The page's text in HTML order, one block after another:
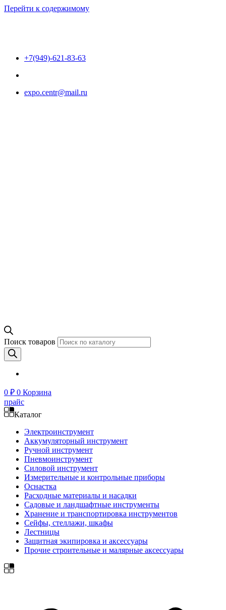
Перейти к содержимому
+7(949)-621-83-63
expo.centr@mail.ru
Поиск товаров
0 ₽ 0 Корзина
прайс
Каталог
Электроинструмент
Аккумуляторный инструмент
Ручной инструмент
Пневмоинструмент
Силовой инструмент
Измерительные и контрольные приборы
Оснастка
Расходные материалы и насадки
Садовые и ландшафтные инструменты
Хранение и транспортировка инструментов
Сейфы, стеллажи, шкафы
Лестницы
Защитная экипировка и аксессуары
Прочие строительные и малярные аксессуары